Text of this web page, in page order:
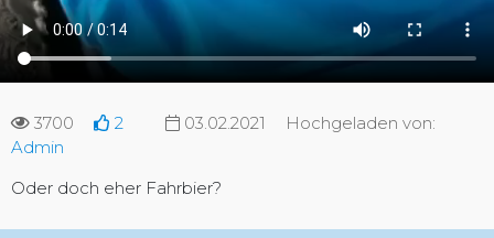
3700 2 03.02.2021
Hochgeladen von:
Admin
Oder doch eher Fahrbier?